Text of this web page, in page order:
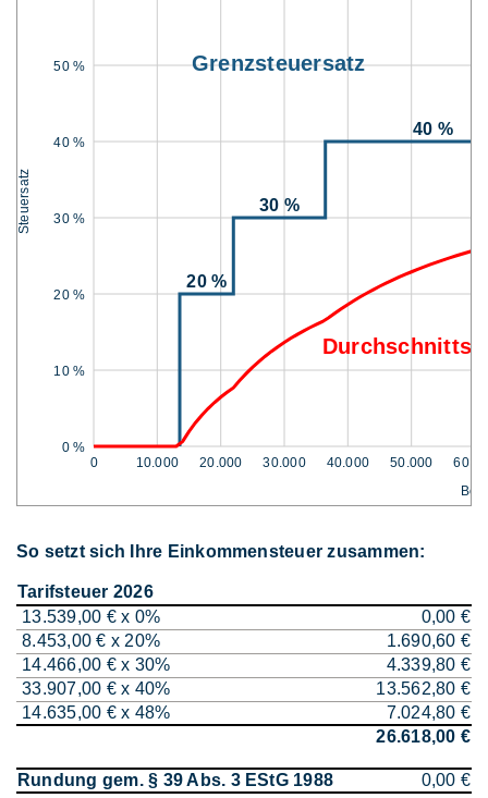
0 %
10 %
20 %
30 %
40 %
50 %
0 10.000 20.000 30.000 40.000 50.000
Grenzsteuersatz
20 %
30 %
40 %
Steuersatz
So setzt sich Ihre Einkommensteuer zusammen:
Tarifsteuer 2026
13.539,00 € x 0%
0,00 €
8.453,00 € x 20%
1.690,60 €
14.466,00 € x 30%
4.339,80 €
33.907,00 € x 40%
13.562,80 €
14.635,00 € x 48%
7.024,80 €
26.618,00 €
Rundung gem. § 39 Abs. 3 EStG 1988 0,00 €